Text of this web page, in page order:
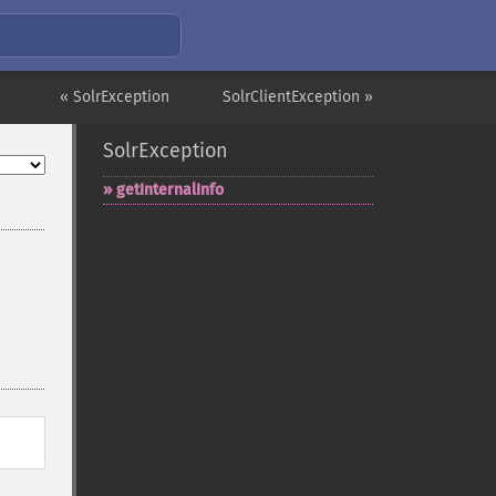
SolrClientException »
« SolrException
SolrException
getInternalInfo